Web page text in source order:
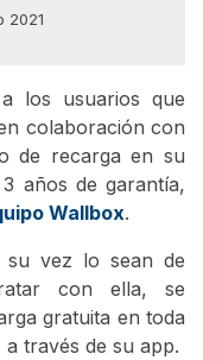
2021
los usuarios que
colaboración con
de recarga en su
años de garantía,
Wallbox.
su vez lo sean de
con ella, se
gratuita en toda
través de su app.